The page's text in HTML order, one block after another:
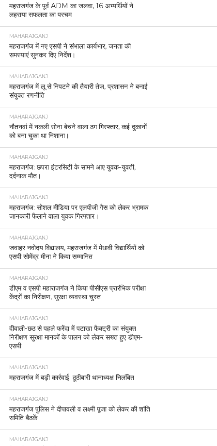
महराजगंज के पूर्व ADM का जलवा, 16 अभ्यर्थियों ने
लहराया सफलता का परचम
MAHARAJGANJ
महराजगंज में नए एसपी ने संभाला कार्यभार, जनता की
समस्याएं सुनकर दिए निर्देश।
MAHARAJGANJ
महराजगंज में लू से निपटने की तैयारी तेज, प्रशासन ने बनाई
संयुक्त रणनीति
MAHARAJGANJ
नौतनवां में नकली सोना बेचने वाला ठग गिरफ्तार, कई दुकानों
को बना चुका था निशाना।
MAHARAJGANJ
महराजगंज: छपरा इंटरसिटी के सामने आए युवक-युवती,
दर्दनाक मौत।
MAHARAJGANJ
महराजगंज: सोशल मीडिया पर एलपीजी गैस को लेकर भ्रामक
जानकारी फैलाने वाला युवक गिरफ्तार।
MAHARAJGANJ
जवाहर नवोदय विद्यालय, महराजगंज में मेधावी विद्यार्थियों को
एसपी सोमेंद्र मीना ने किया सम्मानित
MAHARAJGANJ
डीएम व एसपी महाराजगंज ने किया पीसीएस प्रारंभिक परीक्षा
केंद्रों का निरीक्षण, सुरक्षा व्यवस्था चुस्त
MAHARAJGANJ
दीवाली-छठ से पहले फरेंदा में पटाखा फैक्ट्री का संयुक्त
निरीक्षण सुरक्षा मानकों के पालन को लेकर सख्त हुए डीएम-
एसपी
MAHARAJGANJ
महराजगंज में बड़ी कार्रवाई: ठूठीबारी थानाध्यक्ष निलंबित
MAHARAJGANJ
महराजगंज पुलिस ने दीपावली व लक्ष्मी पूजा को लेकर की शांति
समिति बैठकें
MAHARAJGANJ